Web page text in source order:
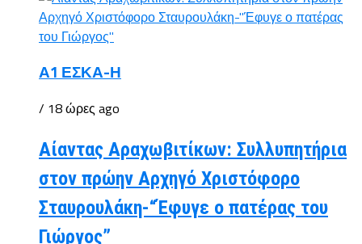
Α1 ΕΣΚΑ-Η
/ 18 ώρες ago
Αίαντας Αραχωβιτίκων: Συλλυπητήρια
στον πρώην Αρχηγό Χριστόφορο
Σταυρουλάκη-“Έφυγε ο πατέρας του
Γιώργος”